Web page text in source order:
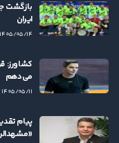
بازگشت
ایران
۱۴۰۵/۰۵/۱۴
کشاورز:
می‌دهم
۱۴۰۵/۰۵/۱۱
پیام